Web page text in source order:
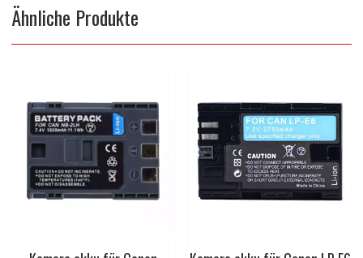
Ähnliche Produkte